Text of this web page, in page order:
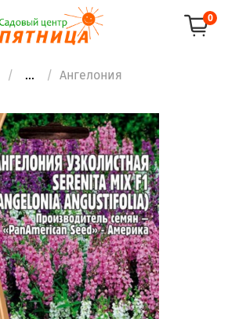
0
... Ангелония